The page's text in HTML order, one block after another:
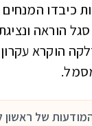
כיבדו
הוראה ונציגת
הוקרא עקרון
של ראשון